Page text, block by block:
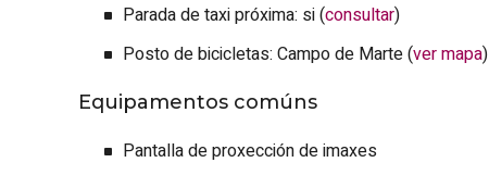
Parada de taxi próxima: si (consultar)
Posto de bicicletas: Campo de Marte (ver mapa)
Equipamentos comúns
Pantalla de proxección de imaxes